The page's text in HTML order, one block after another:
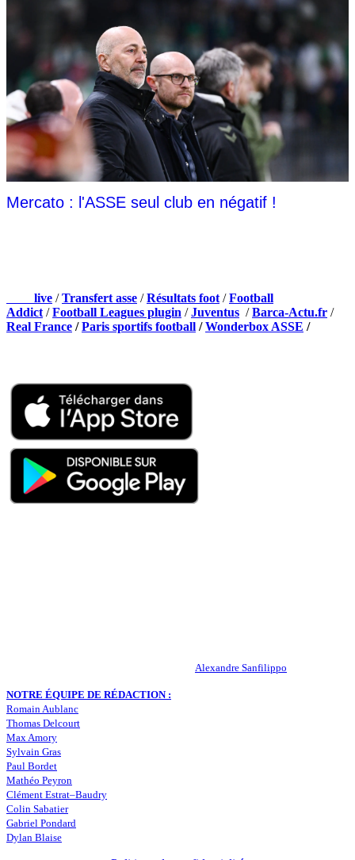
Mercato : l'ASSE seul club en négatif !
live /Transfert asse /Résultats foot /Football
Addict /Football Leagues plugin /Juventus /Barca-Actu.fr /
Real France /Paris sportifs football /Wonderbox ASSE /
Alexandre Sanfilippo
NOTRE ÉQUIPE DE RÉDACTION :
Romain Aublanc
Thomas Delcourt
Max Amory
Sylvain Gras
Paul Bordet
Mathéo Peyron
Clément Estrat–Baudry
Colin Sabatier
Gabriel Pondard
Dylan Blaise